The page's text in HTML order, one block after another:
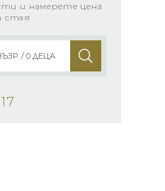
и намерете цена
стая
/ 0 ДЕЦА